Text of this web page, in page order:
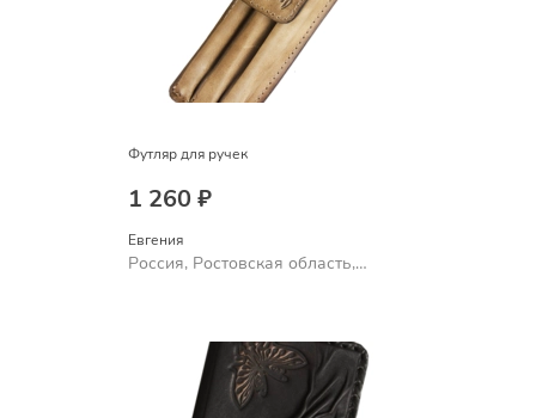
Футляр для ручек
1 260 ₽
Евгения
Россия, Ростовская область,